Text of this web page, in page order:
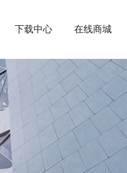
下载中心 在线商城